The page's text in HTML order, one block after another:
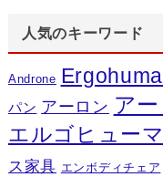
人気のキーワード
Androne
パン アーロン ア
エルゴヒュー
ス家具 エンボディチェア